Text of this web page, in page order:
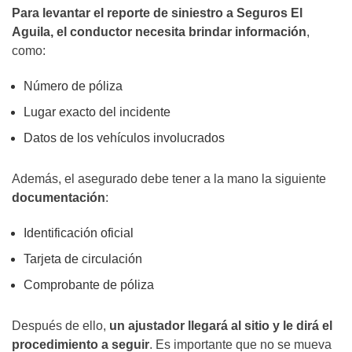
Para levantar el reporte de siniestro a Seguros El
Aguila, el conductor necesita brindar información,
como:
Número de póliza
Lugar exacto del incidente
Datos de los vehículos involucrados
Además, el asegurado debe tener a la mano la siguiente
documentación:
Identificación oficial
Tarjeta de circulación
Comprobante de póliza
Después de ello, un ajustador llegará al sitio y le dirá el
procedimiento a seguir. Es importante que no se mueva